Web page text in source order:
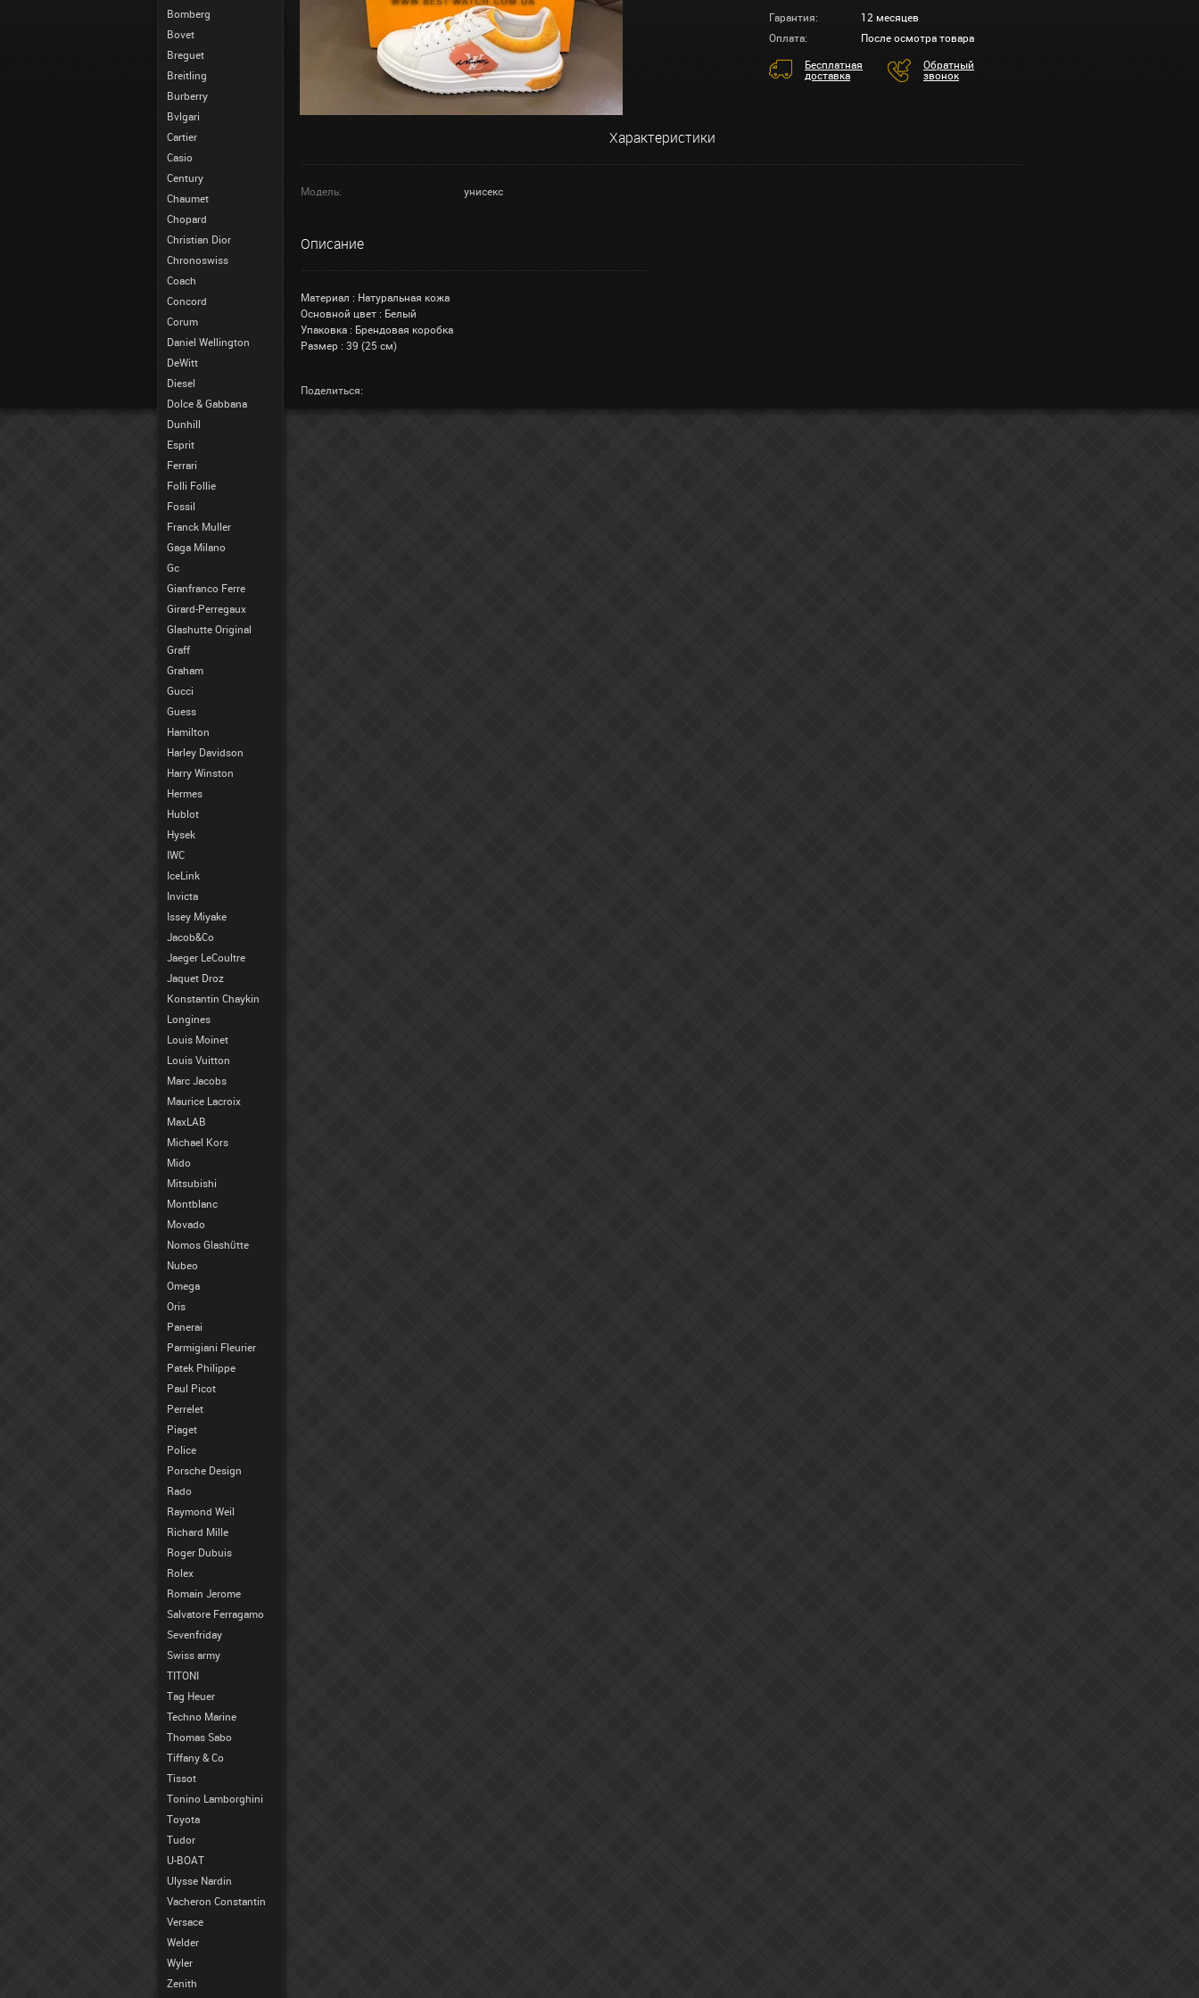
Bomberg
Bovet
Breguet
Breitling
Burberry
Bvlgari
Cartier
Casio
Century
Chaumet
Chopard
Christian Dior
Chronoswiss
Coach
Concord
Corum
Daniel Wellington
DeWitt
Diesel
Dolce & Gabbana
Dunhill
Esprit
Ferrari
Folli Follie
Fossil
Franck Muller
Gaga Milano
Gc
Gianfranco Ferre
Girard-Perregaux
Glashutte Original
Graff
Graham
Gucci
Guess
Hamilton
Harley Davidson
Harry Winston
Hermes
Hublot
Hysek
IWC
IceLink
Invicta
Issey Miyake
Jacob&Co
Jaeger LeCoultre
Jaquet Droz
Konstantin Chaykin
Longines
Louis Moinet
Louis Vuitton
Marc Jacobs
Maurice Lacroix
MaxLAB
Michael Kors
Mido
Mitsubishi
Montblanc
Movado
Nomos Glashütte
Nubeo
Omega
Oris
Panerai
Parmigiani Fleurier
Patek Philippe
Paul Picot
Perrelet
Piaget
Police
Porsche Design
Rado
Raymond Weil
Richard Mille
Roger Dubuis
Rolex
Romain Jerome
Salvatore Ferragamo
Sevenfriday
Swiss army
TITONI
Tag Heuer
Techno Marine
Thomas Sabo
Tiffany & Co
Tissot
Tonino Lamborghini
Toyota
Tudor
U-BOAT
Ulysse Nardin
Vacheron Constantin
Versace
Welder
Wyler
Zenith
Гарантия:
12 месяцев
Оплата:
После осмотра товара
Бесплатная
доставка
Обратный
звонок
Характеристики
Модель: унисекс
Описание
Материал : Натуральная кожа
Основной цвет : Белый
Упаковка : Брендовая коробка
Размер : 39 (25 см)
Поделиться: